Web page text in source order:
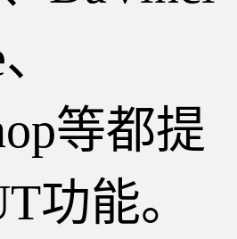
等都提
功能。